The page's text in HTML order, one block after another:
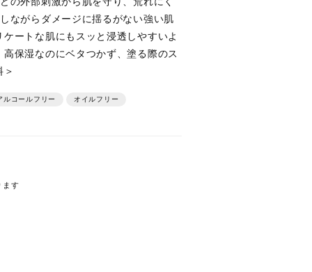
ながらダメージに揺るがない強い肌
ートな肌にもスッと浸透しやすいよ
保湿なのにベタつかず、塗る際のス
コールフリー オイルフリー
ます